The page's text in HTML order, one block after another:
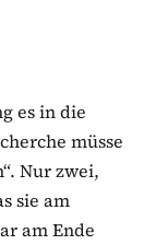
es in die
müsse
Nur zwei,
sie am
am Ende